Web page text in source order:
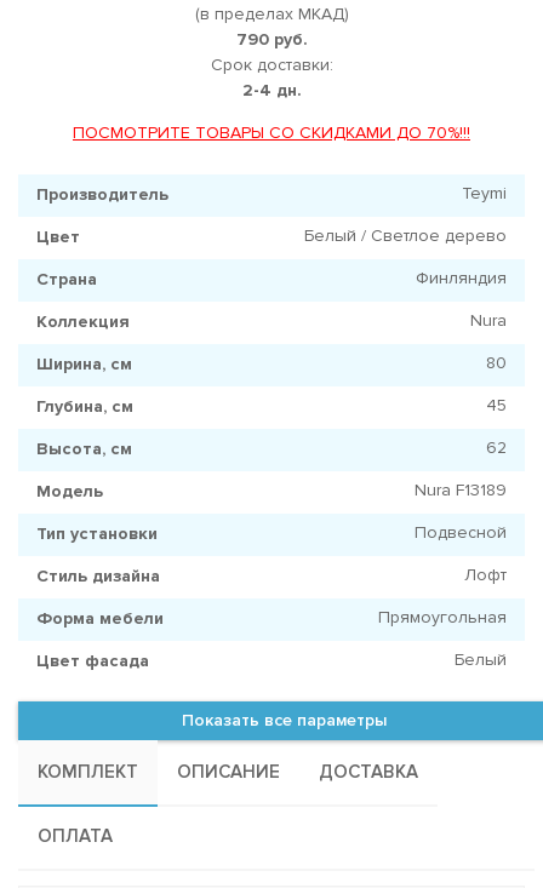
(в пределах МКАД)
790 руб.
Срок доставки:
2-4 дн.
ПОСМОТРИТЕ ТОВАРЫ СО СКИДКАМИ ДО 70%!!!
Производитель Teymi
Цвет Белый / Светлое дерево
Страна Финляндия
Коллекция Nura
Ширина, см 80
Глубина, см 45
Высота, см 62
Модель Nura F13189
Тип установки Подвесной
Стиль дизайна Лофт
Форма мебели Прямоугольная
Цвет фасада Белый
Показать все параметры
КОМПЛЕКТ ОПИСАНИЕ ДОСТАВКА
ОПЛАТА